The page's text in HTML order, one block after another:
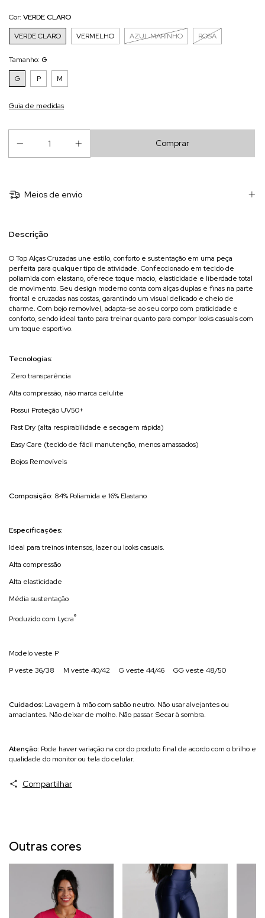
Cor: VERDE CLARO
VERDE CLARO
VERMELHO AZUL MARINHO ROSA
Tamanho: G
G
P M
Guia de medidas
Meios de envio
Descrição
O Top Alças Cruzadas une estilo, conforto e sustentação em uma peça
perfeita para qualquer tipo de atividade. Confeccionado em tecido de
poliamida com elastano, oferece toque macio, elasticidade e liberdade total
de movimento. Seu design moderno conta com alças duplas e finas na parte
frontal e cruzadas nas costas, garantindo um visual delicado e cheio de
charme. Com bojo removível, adapta-se ao seu corpo com praticidade e
conforto, sendo ideal tanto para treinar quanto para compor looks casuais com
um toque esportivo.
Tecnologias:
Zero transparência
Alta compressão, não marca celulite
Possui Proteção UV50+
Fast Dry (alta respirabilidade e secagem rápida)
Easy Care (tecido de fácil manutenção, menos amassados)
Bojos Removíveis
Composição: 84% Poliamida e 16% Elastano
Especificações:
Ideal para treinos intensos, lazer ou looks casuais.
Alta compressão
Alta elasticidade
Média sustentação
Produzido com Lycra®
Modelo veste P
P veste 36/38 M veste 40/42 G veste 44/46 GG veste 48/50
Cuidados: Lavagem à mão com sabão neutro. Não usar alvejantes ou
amaciantes. Não deixar de molho. Não passar. Secar à sombra.
Atenção: Pode haver variação na cor do produto final de acordo com o brilho e
qualidade do monitor ou tela do celular.
Compartilhar
Outras cores